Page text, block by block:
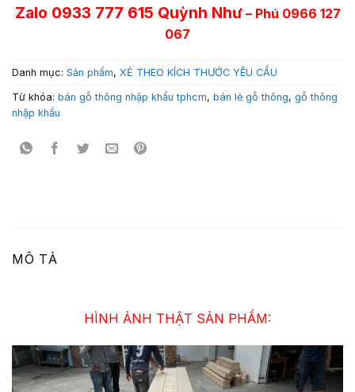
Zalo 0933 777 615 Quỳnh Như– Phú 0966 127
067
Danh mục: Sản phẩm, XẺ THEO KÍCH THƯỚC YÊU CẦU
Từ khóa: bán gỗ thông nhập khẩu tphcm, bán lẻ gỗ thông, gỗ thông
nhập khẩu
MÔ TẢ
HÌNH ẢNH THẬT SẢN PHẨM: